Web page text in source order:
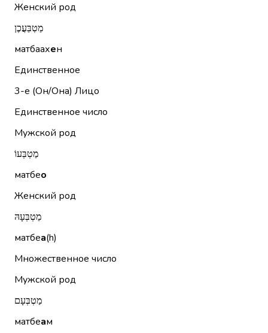
Женский род
מַטְבַּעֲכֶן
матбаахен
Единственное
3-е (Он/Она) Лицо
Единственное число
Мужской род
מַטְבְּעוֹ
матбео
Женский род
מַטְבְּעָהּ
матбеа(h)
Множественное число
Мужской род
מַטְבְּעָם
матбеам